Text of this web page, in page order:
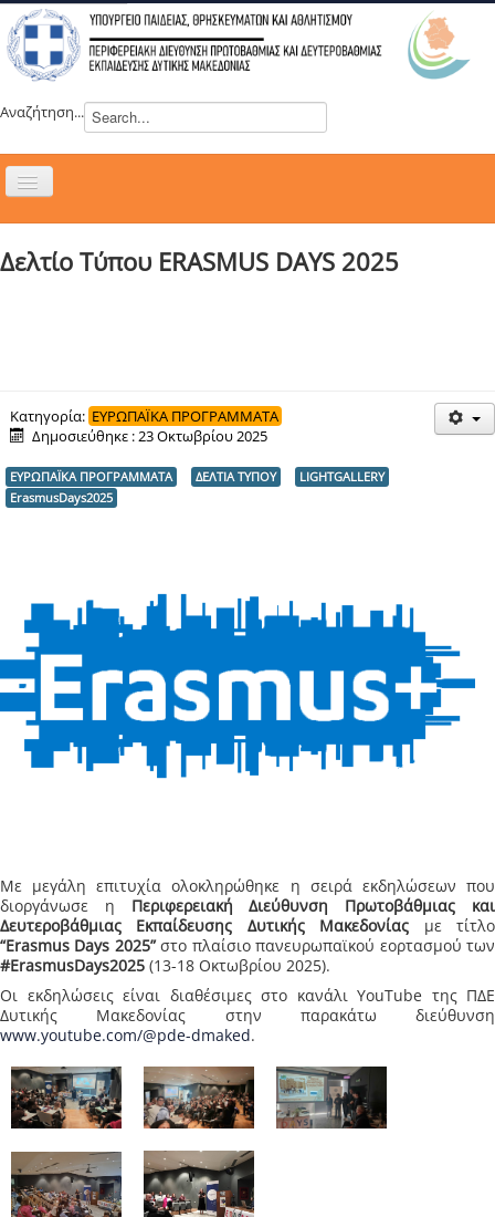
Αναζήτηση...
Εναλλαγή
ΝΕΑ
ΔΡΑΣΕΙΣ
ΕΠΙΚΟΙΝΩΝΙΑ
ΕΞ ΑΠΟΣΤΑΣΕΩΣ ΕΚΠΑΙΔΕΥΣΗ
Δελτίο Τύπου ERASMUS DAYS 2025
Κατηγορία: ΕΥΡΩΠΑΪΚΑ ΠΡΟΓΡΑΜΜΑΤΑ
Δημοσιεύθηκε : 23 Οκτωβρίου 2025
ΕΥΡΩΠΑΪΚΑ ΠΡΟΓΡΑΜΜΑΤΑ ΔΕΛΤΙΑ ΤΥΠΟΥ
LIGHTGALLERY
ErasmusDays2025
Με μεγάλη επιτυχία ολοκληρώθηκε η σειρά εκδηλώσεων που
διοργάνωσε η Περιφερειακή Διεύθυνση Πρωτοβάθμιας και
Δευτεροβάθμιας Εκπαίδευσης Δυτικής Μακεδονίας με τίτλο
“Erasmus Days 2025”στο πλαίσιο πανευρωπαϊκού εορτασμού των
#ΕrasmusDays2025 (13-18 Οκτωβρίου 2025).
Οι εκδηλώσεις είναι διαθέσιμες στο κανάλι YouTube της ΠΔΕ
Δυτικής Μακεδονίας στην παρακάτω διεύθυνση
www.youtube.com/@pde-dmaked.